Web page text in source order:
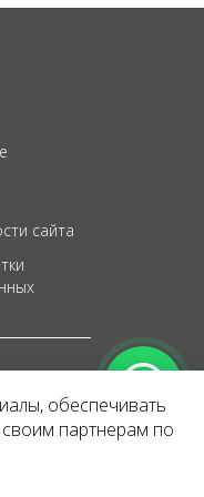
сайта
обеспечивать
партнерам по